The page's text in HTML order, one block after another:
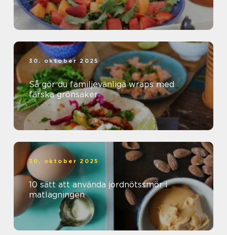
30. oktober 2025
Så gör du familjevänliga wraps med
färska grönsaker
30. oktober 2025
10 sätt att använda jordnötssmör i
matlagningen